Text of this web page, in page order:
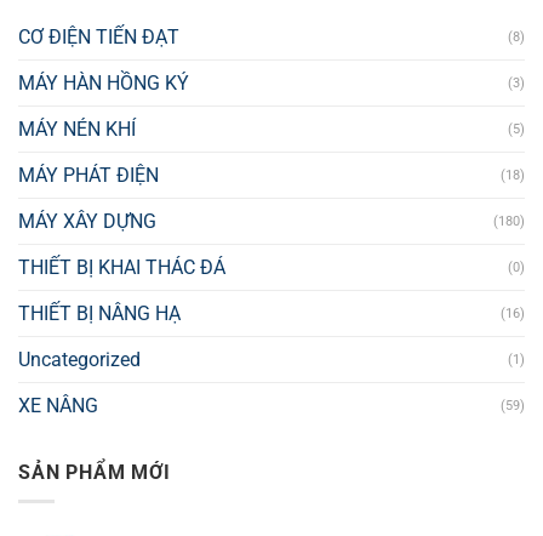
CƠ ĐIỆN TIẾN ĐẠT (8)
MÁY HÀN HỒNG KÝ (3)
MÁY NÉN KHÍ (5)
MÁY PHÁT ĐIỆN (18)
MÁY XÂY DỰNG (180)
THIẾT BỊ KHAI THÁC ĐÁ (0)
THIẾT BỊ NÂNG HẠ (16)
Uncategorized (1)
XE NÂNG (59)
SẢN PHẨM MỚI